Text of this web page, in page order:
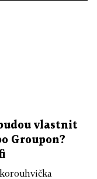
vlastnit
Groupon?